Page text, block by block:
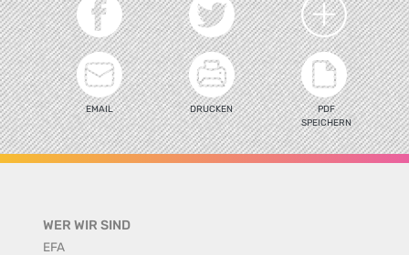
EMAIL DRUCKEN
PDF
SPEICHERN
WER WIR SIND
EFA